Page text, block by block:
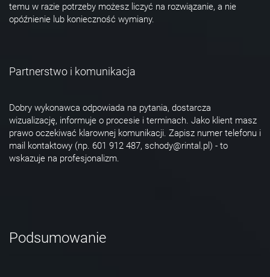
temu w razie potrzeby możesz liczyć na rozwiązanie, a nie
opóźnienie lub konieczność wymiany.
Partnerstwo i komunikacja
Dobry wykonawca odpowiada na pytania, dostarcza
wizualizację, informuje o procesie i terminach. Jako klient masz
prawo oczekiwać klarownej komunikacji. Zapisz numer telefonu i
mail kontaktowy (np. 601 912 487, schody@rintal.pl) - to
wskazuje na profesjonalizm.
Podsumowanie